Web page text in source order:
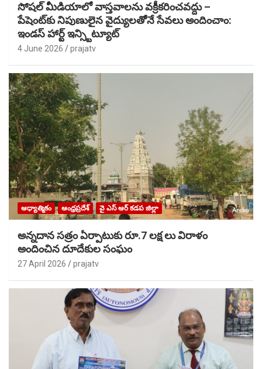
సోషల్ మీడియాలో వాస్తవాలను వక్రీకరించవద్దు –
పేషెంట్‌కు నిపుణులైన వైద్యులతోెనే సేవలు అందించాం:
ఇండస్ హార్ట్ ఇన్స్టిట్యూట్
4 June 2026 prajatv
ఆధ్యాత్మికం ఆంధ్రప్రదేశ్ వై ఎస్ ఆర్ కడప జిల్లా
అన్నదాన సత్రం ఏర్పాటుకు రూ.7 లక్ష లు విరాళం
అందించిన దూదేకుల సంఘం
27 April 2026 prajatv